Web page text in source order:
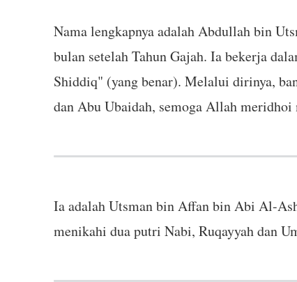
Nama lengkapnya adalah Abdullah bin
bulan setelah Tahun Gajah. Ia bekerja
Shiddiq" (yang benar). Melalui dirinya,
dan Abu Ubaidah, semoga Allah meridhoi
Ia adalah Utsman bin Affan bin Abi Al-
menikahi dua putri Nabi, Ruqayyah dan